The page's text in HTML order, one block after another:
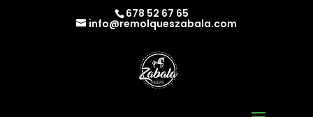
678 52 67 65
info@remolqueszabala.com